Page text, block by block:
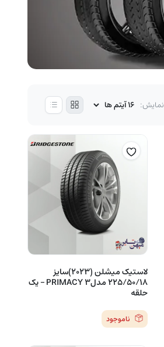
نمایش:
لاستیک میشلن (2023)سایز
225/50/18 مدلPRIMACY 3 – یک
حلقه
ناموجود